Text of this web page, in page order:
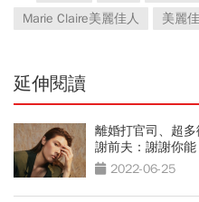
Marie Claire美麗佳人 美麗
延伸閱讀
離婚打官司、超
謝前夫：謝謝你能
2022-06-25